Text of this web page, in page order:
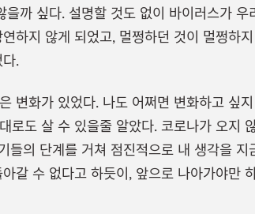
을까 싶다. 설명할 것도 없이 바이러스가
하지 않게 되었고, 멀쩡하던 것이 멀쩡하
.
변화가 있었다. 나도 어쩌면 변화하고 싶
로도 살 수 있을줄 알았다. 코로나가 오지
들의 단계를 거쳐 점진적으로 내 생각을
갈 수 없다고 하듯이, 앞으로 나아가야만